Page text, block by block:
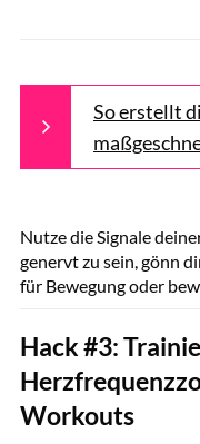
So erstellt
Nutze die Signale
genervt zu sein, gönn
für Bewegung oder
Hack #3:
Workouts